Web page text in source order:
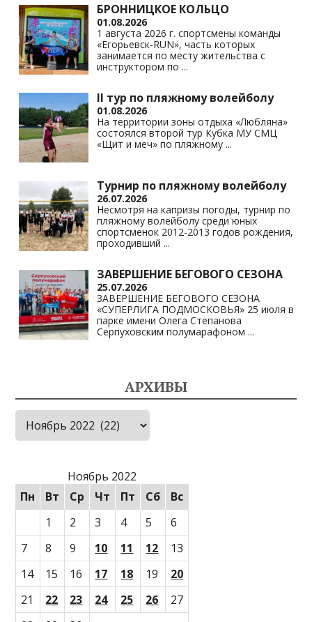
БРОННИЦКОЕ КОЛЬЦО
01.08.2026
1 августа 2026 г. спортсмены команды
«Егорьевск-RUN», часть которых
занимается по месту жительства с
инструктором по ...
II тур по пляжному волейболу
01.08.2026
На территории зоны отдыха «Любляна»
состоялся второй тур Кубка МУ СМЦ
«Щит и меч» по пляжному ...
Турнир по пляжному волейболу
26.07.2026
Несмотря на капризы погоды, турнир по
пляжному волейболу среди юных
спортсменок 2012-2013 годов рождения,
проходивший ...
ЗАВЕРШЕНИЕ БЕГОВОГО СЕЗОНА
25.07.2026
ЗАВЕРШЕНИЕ БЕГОВОГО СЕЗОНА
«СУПЕРЛИГА ПОДМОСКОВЬЯ» 25 июля в
парке имени Олега Степанова
Серпуховским полумарафоном ...
АРХИВЫ
Архивы
Ноябрь 2022
Пн
Вт Ср Чт Пт Сб
Вс
1
2 3 4 5
6
7
8 9 10 11 12
13
14
15 16 17 18 19
20
21
22 23 24 25 26
27